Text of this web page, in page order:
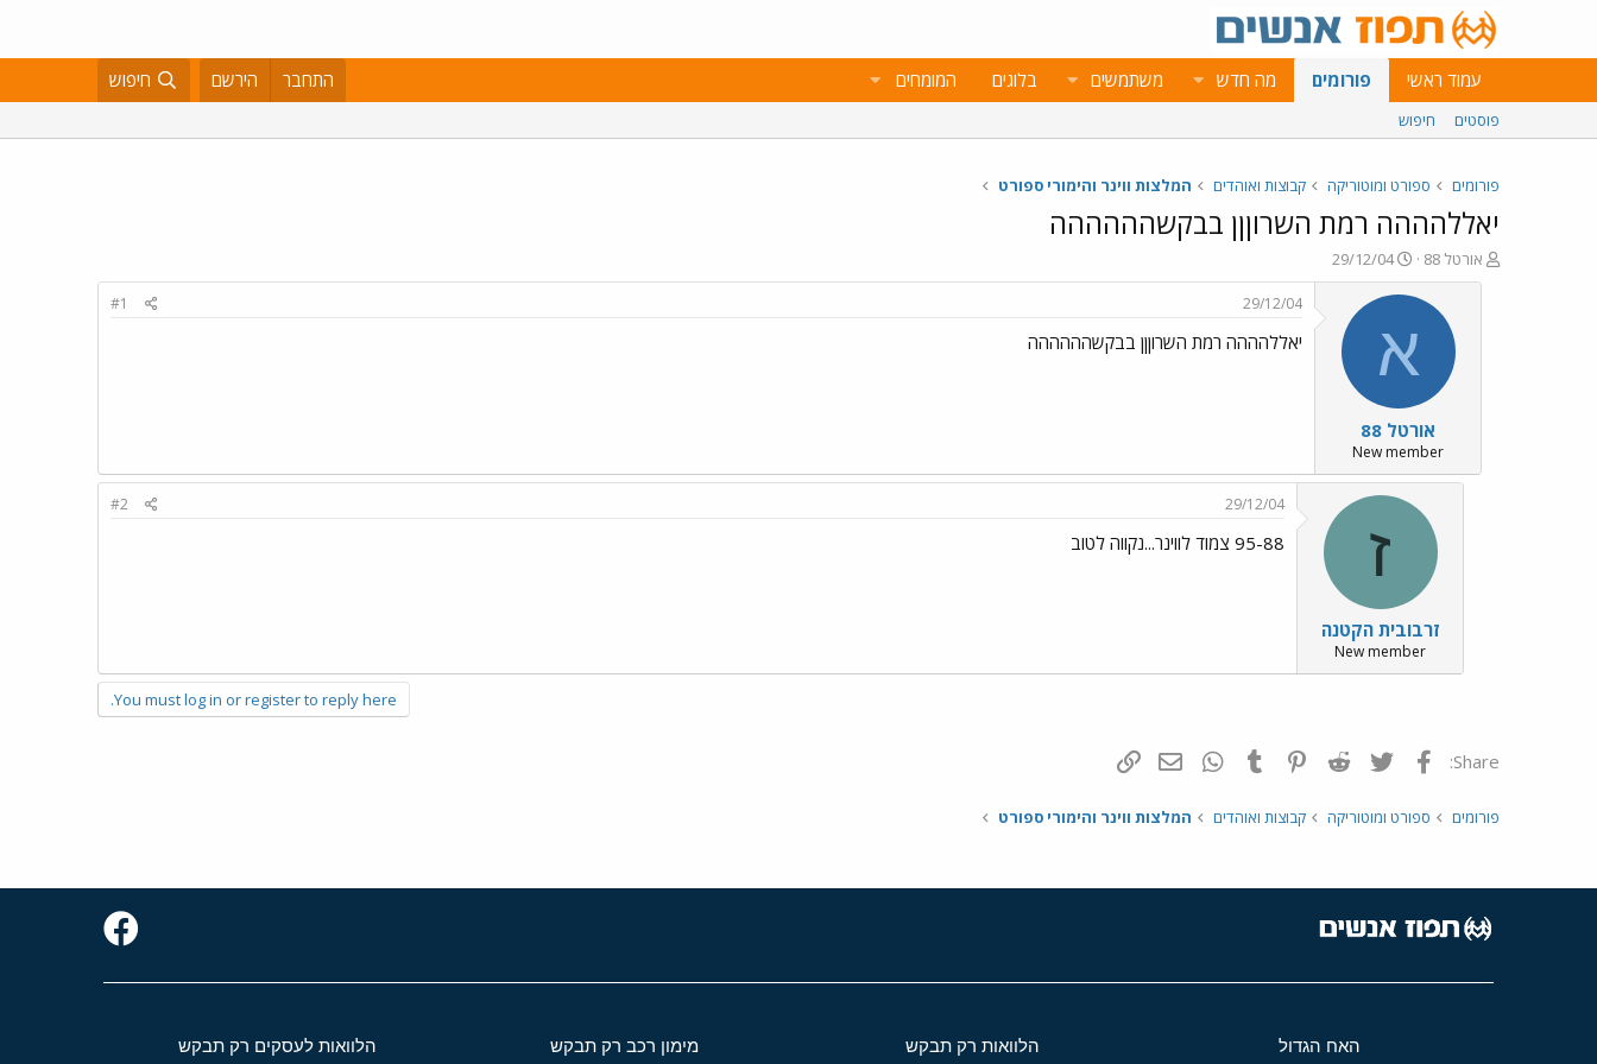
עמוד ראשי פורומים מה חדש משתמשים בלוגים המומחים התחבר הירשם חיפוש
פוסטים חיפוש
פורומים ספורט ומוטוריקה קבוצות ואוהדים המלצות ווינר והימורי ספורט
יאללהההה רמת השרוןןן בבקשהההההה
פ
ו
אורטל 88
פ
ו
ר
ם
ב
א
ר
י
ך
29/12/04
א
אורטל 88
New member
29/12/04
#1
יאללהההה רמת השרוןןן בבקשהההההה
ז
זרבובית הקטנה
New member
29/12/04
#2
95-88 צמוד לווינר...נקווה לטוב
You must log in or register to reply here.
Share: פייסבוק Twitter
Reddit
Pinterest
Tumblr
WhatsAppדואר אלקטרוני
פורומים ספורט ומוטוריקה קבוצות ואוהדים המלצות ווינר והימורי ספורט
האח הגדול הלוואות רק תבקש מימון רכב רק תבקש הלוואות לעסקים רק תבקש